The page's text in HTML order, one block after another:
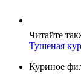
Читайте
Тушеная
Куриное